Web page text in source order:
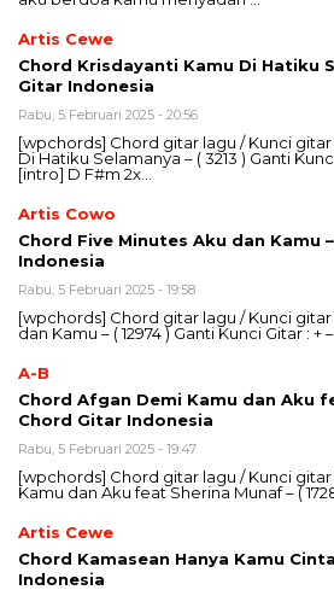
Artis Cewe
Chord Krisdayanti Kamu Di Hatiku
Gitar Indonesia
Rabu, 5 Februari 2025 - 20:56
[wpchords] Chord gitar lagu / Kunci gitar
Di Hatiku Selamanya – ( 3213 ) Ganti
[intro] D F#m 2x…
Artis Cowo
Chord Five Minutes Aku dan Kamu
Indonesia
Rabu, 5 Februari 2025 - 19:58
[wpchords] Chord gitar lagu / Kunci gitar
dan Kamu – ( 12974 ) Ganti Kunci Gitar : +
A-B
Chord Afgan Demi Kamu dan Aku
Chord Gitar Indonesia
Rabu, 5 Februari 2025 - 19:47
[wpchords] Chord gitar lagu / Kunci
Kamu dan Aku feat Sherina Munaf – (
Artis Cewe
Chord Kamasean Hanya Kamu
Indonesia